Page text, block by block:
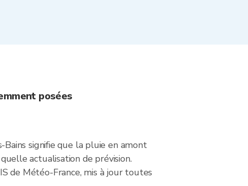
posées
signifie que la pluie en amont
actualisation de prévision.
de Météo-France, mis à jour toutes